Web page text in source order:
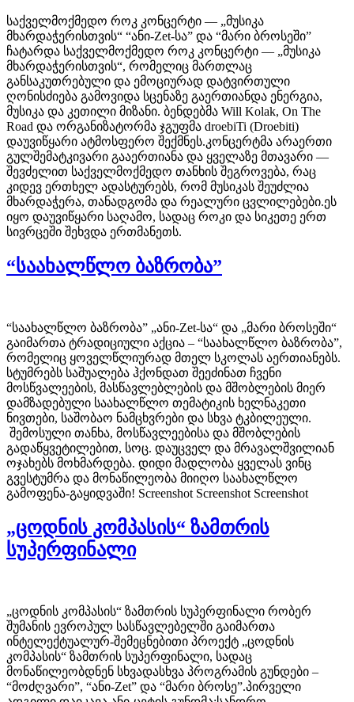
საქველმოქმედო როკ კონცერტი — „მუსიკა
მხარდაჭერისთვის“ “ანი-Zet-სა” და “მარი ბროსეში”
ჩატარდა საქველმოქმედო როკ კონცერტი — „მუსიკა
მხარდაჭერისთვის“, რომელიც მართლაც
განსაკუთრებული და ემოციურად დატვირთული
ღონისძიება გამოვიდა სცენაზე გაერთიანდა ენერგია,
მუსიკა და კეთილი მიზანი. ბენდებმა Will Kolak, On The
Road და ორგანიზატორმა ჯგუფმა droebiTi (Droebiti)
დაუვიწყარი ატმოსფერო შექმნეს.კონცერტმა არაერთი
გულშემატკივარი გააერთიანა და ყველაზე მთავარი —
შევძელით საქველმოქმედო თანხის შეგროვება, რაც
კიდევ ერთხელ ადასტურებს, რომ მუსიკას შეუძლია
მხარდაჭერა, თანადგომა და რეალური ცვლილებები.ეს
იყო დაუვიწყარი საღამო, სადაც როკი და სიკეთე ერთ
სივრცეში შეხვდა ერთმანეთს.
“საახალწლო ბაზრობა”
“საახალწლო ბაზრობა” „ანი-Zet-სა“ და „მარი ბროსეში“
გაიმართა ტრადიციული აქცია – “საახალწლო ბაზრობა”,
რომელიც ყოველწლიურად მთელ სკოლას აერთიანებს.
სტუმრებს საშუალება ჰქონდათ შეეძინათ ჩვენი
მოსწვალეების, მასწავლებლების და მშობლების მიერ
დამზადებული საახალწლო თემატიკის ხელნაკეთი
ნივთები, საშობაო ნამცხვრები და სხვა ტკბილეული.
შემოსული თანხა, მოსწავლეებისა და მშობლების
გადაწყვეტილებით, სოც. დაუცველ და მრავალშვილიან
ოჯახებს მოხმარდება. დიდი მადლობა ყველას ვინც
გვესტუმრა და მონაწილეობა მიიღო საახალწლო
გამოფენა-გაყიდვაში! Screenshot Screenshot Screenshot
„ცოდნის კომპასის“ ზამთრის
სუპერფინალი
„ცოდნის კომპასის“ ზამთრის სუპერფინალი რობერ
შუმანის ევროპულ სასწავლებელში გაიმართა
ინტელექტუალურ-შემეცნებითი პროექტ „ცოდნის
კომპასის“ ზამთრის სუპერფინალი, სადაც
მონაწილეობდნენ სხვადასხვა პროგრამის გუნდები –
“მოძღვარი”, “ანი-Zet” და “მარი ბროსე”.პირველი